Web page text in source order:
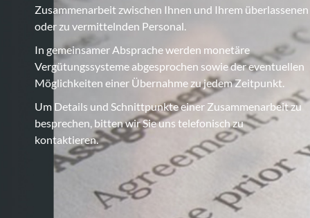
Zusammenarbeit zwischen Ihnen und Ihrem überlassenen
oder zu vermittelnden Personal.
In gemeinsamer Absprache werden monetäre
Vergütungssysteme abgesprochen sowie der eventuellen
Möglichkeiten einer Übernahme zu jedem Zeitpunkt.
Um Details und Schnittpunkte einer Zusammenarbeit zu
besprechen, bitten wir Sie uns telefonisch zu
kontaktieren.